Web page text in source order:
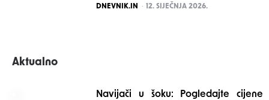
POSTED
DNEVNIK.IN 12. SIJEČNJA 2026.
Aktualno
Navijači u šoku: Pogledajte cijene